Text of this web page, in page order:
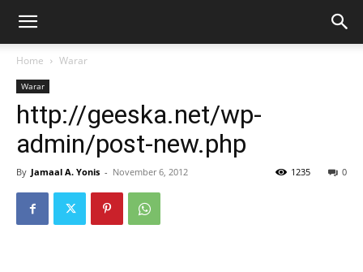
Home Warar
Warar
http://geeska.net/wp-
admin/post-new.php
By Jamaal A. Yonis - November 6, 2012 0
1235